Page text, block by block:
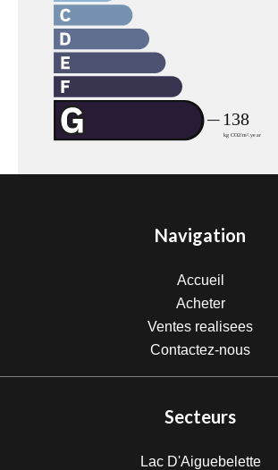
Navigation
Accueil
Acheter
Ventes realisees
Contactez-nous
Secteurs
Lac D'Aiguebelette